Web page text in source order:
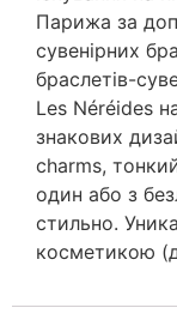
Парижа за
сувенірних
браслетів-
Les Néréides
знакових
charms,
один або з
стильно.
косметикою